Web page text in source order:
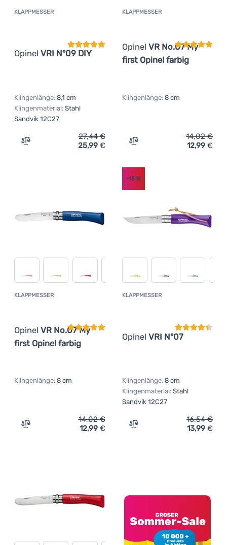
KLAPPMESSER
Opinel VRI N°09 DIY
Kundenbewertung
Klingenlänge: 8,1 cm
Klingenmaterial: Stahl
Sandvik 12C27
Zum Vergleich 'Klappmesser Opinel VRI N°09 DIY'
27,44€
25,99 €
KLAPPMESSER
Opinel VR No.07 My
first Opinel farbig
Klingenlänge: 8 cm
Zum Vergleich
14,02€
12,99 €
KLAPPMESSER
Opinel VR No.07 My
first Opinel farbig
Kundenbewertung
Klingenlänge: 8 cm
Zum Vergleich 'Klappmesser Opinel VR No.07 My first
14,02€
12,99 €
KLAPPMESSER
Opinel VRI N°07
-15%
Klingenlänge: 8 cm
Klingenmaterial: Stahl
Sandvik 12C27
Zum Vergleich
16,54€
13,99 €